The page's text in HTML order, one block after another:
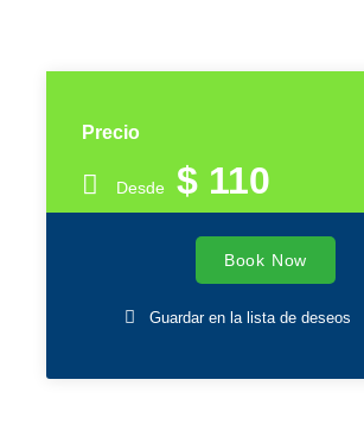
Precio
Desde $ 110
Book Now
Guardar en la lista de deseos